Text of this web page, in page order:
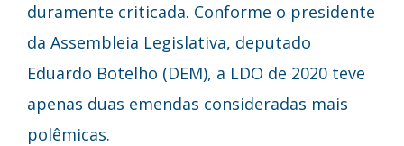
duramente criticada. Conforme o presidente
da Assembleia Legislativa, deputado
Eduardo Botelho (DEM), a LDO de 2020 teve
apenas duas emendas consideradas mais
polêmicas.